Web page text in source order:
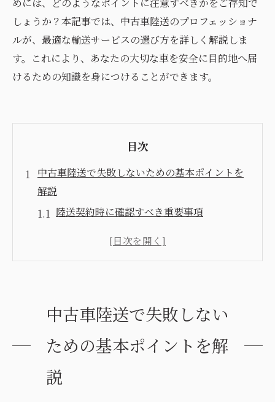
しょうか？本記事では、中古車陸送のプロフェッショナ
ルが、最適な輸送サービスの選び方を詳しく解説しま
す。これにより、あなたの大切な車を安全に目的地へ届
けるための知識を身につけることができます。
目次
中古車陸送で失敗しないための基本ポイントを
解説
陸送契約時に確認すべき重要事項
中古車陸送を利用する際の保険の重要性
トラブルを未然に防ぐための対策
安心の中古車陸送サービス選び方と注意点
中古車陸送で失敗しない
ための基本ポイントを解
説